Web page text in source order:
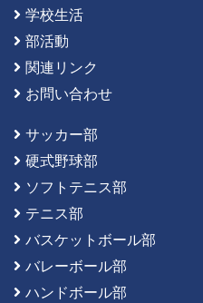
学校生活
部活動
関連リンク
お問い合わせ
サッカー部
硬式野球部
ソフトテニス部
テニス部
バスケットボール部
バレーボール部
ハンドボール部